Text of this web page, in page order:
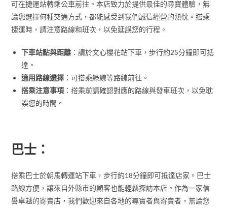
可在捷運站轉乘公車前往。本店致力於提供最佳的尋寶體驗，無
論您選擇何種交通方式，都能感受到我們誠信經營的熱忱。搭乘
捷運時，請注意路線和班次，以免延誤您的行程。
下車站點與距離 ：請於文心櫻花站下車，步行約25分鐘即可抵
達。
適用路線選擇 ：可搭乘綠線等路線前往。
搭乘注意事項 ：搭乘前請確認對應的路線與發車班次，以免耽
誤您的時間。
巴士：
搭乘巴士於朝馬轉運站下車，步行約18分鐘即可抵達店家。巴士
路線方便，讓來自外縣市的顧客也能輕鬆探訪本店。作為一家信
譽卓越的寄賣店，我們歡迎來自各地的尋寶者與寄賣者，無論您